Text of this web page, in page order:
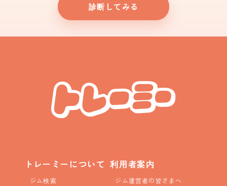
診断してみる
トレーミーについて
ジム検索
利用者案内
ジム運営者の皆さまへ